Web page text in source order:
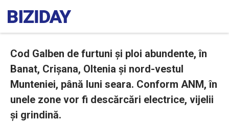
Cod Galben de furtuni și ploi abundente, în
Banat, Crișana, Oltenia și nord-vestul
Munteniei, până luni seara. Conform ANM, în
unele zone vor fi descărcări electrice, vijelii
și grindină.